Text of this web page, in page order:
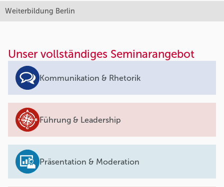
Weiterbildung Berlin
Unser vollständiges Seminarangebot
Kommunikation & Rhetorik
Führung & Leadership
Präsentation & Moderation